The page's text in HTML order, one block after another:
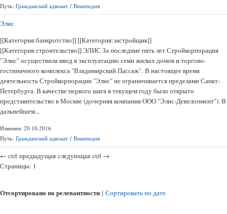
Путь: Гражданский адвокат / Википедия
Элис
[[Категория:банкротство]] [[Категория:застройщик]]
[[Категория:строительство]] ЭЛИС За последние пять лет Стройкорпорация
"Элис" осуществила ввод в эксплуатацию семи жилых домов и торгово-
гостиничного комплекса "Владимирский Пассаж". В настоящее время
деятельность Стройкорпорации "Элис" не ограничивается пределами Санкт-
Петербурга. В качестве первого шага в текущем году было открыто
представительство в Москве (дочерняя компания ООО "Элис-Девелопмент"). В
дальнейшем...
Изменен: 20.10.2016
Путь: Гражданский адвокат / Википедия
← ctrl предыдущая следующая ctrl →
Страницы: 1
Отсортировано по релевантности | Сортировать по дате